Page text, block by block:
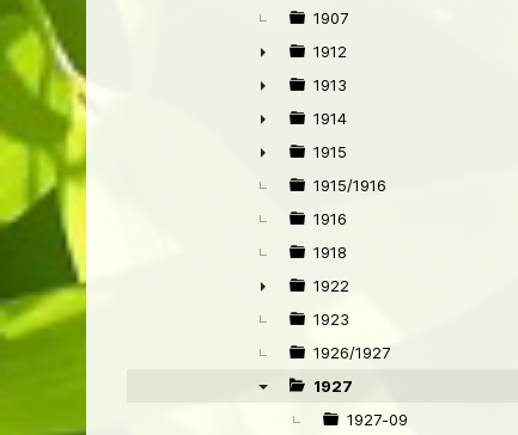
1907
►
1912
►
1913
►
1914
►
1915
1915/1916
1916
1918
►
1922
1923
1926/1927
1927
1927-09